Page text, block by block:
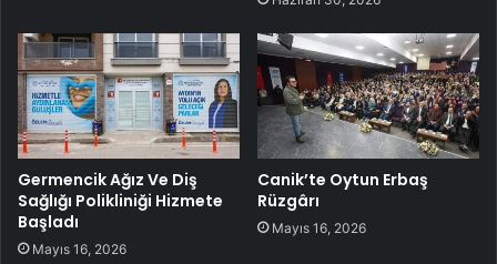
Germencik Ağız Ve Diş
Sağlığı Polikliniği Hizmete
Başladı
Mayıs 16, 2026
Canik’te Oytun Erbaş
Rüzgârı
Mayıs 16, 2026